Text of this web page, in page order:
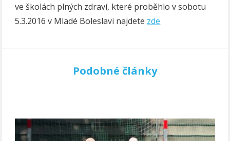
ve školách plných zdraví, které proběhlo v sobotu
5.3.2016 v Mladé Boleslavi najdete zde
Podobné články